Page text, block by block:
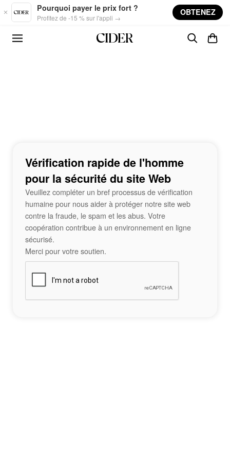
Skip to main content
Pourquoi payer le prix fort ?
Profitez de -15 % sur l'appli →
OBTENEZ
Vérification rapide de l'homme
pour la sécurité du site Web
Veuillez compléter un bref processus de vérification
humaine pour nous aider à protéger notre site web
contre la fraude, le spam et les abus. Votre
coopération contribue à un environnement en ligne
sécurisé.
Merci pour votre soutien.